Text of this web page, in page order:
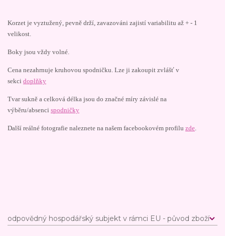
Korzet je vyztužený, pevně drží, zavazováni zajistí variabilitu až + - 1
velikost.
Boky jsou vždy volné.
Cena nezahrnuje kruhovou spodničku. Lze ji zakoupit zvlášť v
sekci doplňky
Tvar sukně a celková délka jsou do značné míry závislé na
výběru/absenci spodničky
Další reálné fotografie naleznete na našem facebookovém profilu zde.
odpovědný hospodářský subjekt v rámci EU - původ zboží